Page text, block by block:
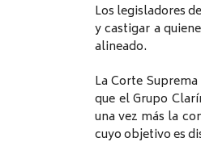
Los legisladores
y castigar a
alineado.
La Corte
que el Grupo
una vez más la
cuyo objetivo es